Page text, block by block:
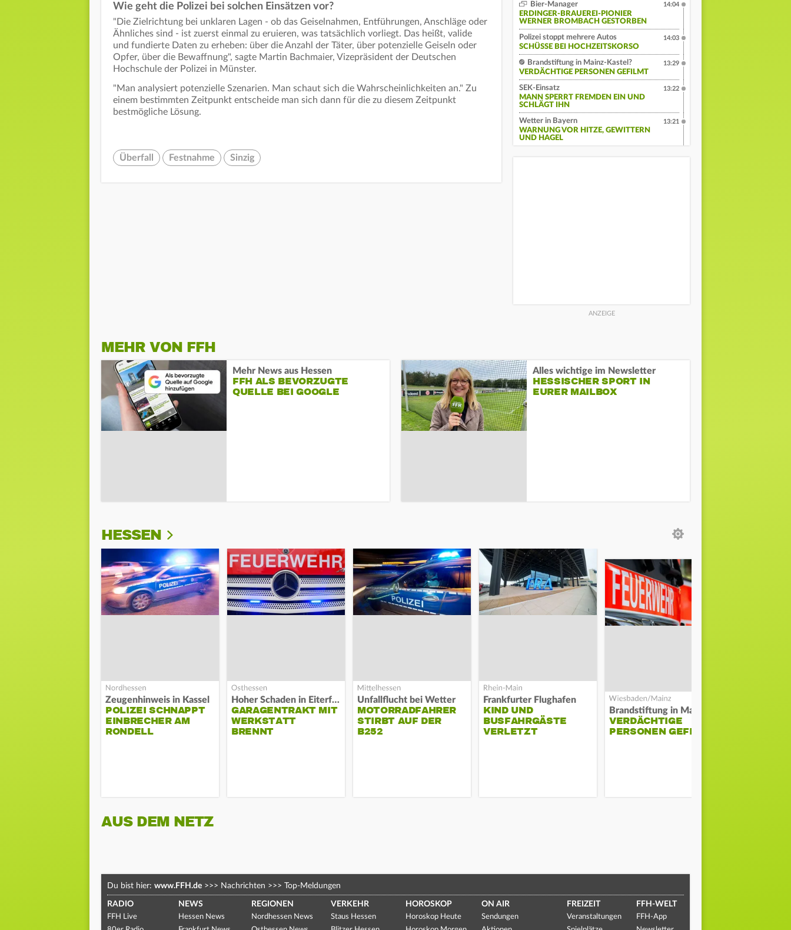
Wie geht die Polizei bei solchen Einsätzen vor?
"Die Zielrichtung bei unklaren Lagen - ob das Geiselnahmen, Entführungen, Anschläge oder
Ähnliches sind - ist zuerst einmal zu eruieren, was tatsächlich vorliegt. Das heißt, valide
und fundierte Daten zu erheben: über die Anzahl der Täter, über potenzielle Geiseln oder
Opfer, über die Bewaffnung", sagte Martin Bachmaier, Vizepräsident der Deutschen
Hochschule der Polizei in Münster.
"Man analysiert potenzielle Szenarien. Man schaut sich die Wahrscheinlichkeiten an." Zu
einem bestimmten Zeitpunkt entscheide man sich dann für die zu diesem Zeitpunkt
bestmögliche Lösung.
Überfall Festnahme Sinzig
Bier-Manager
ERDINGER-BRAUEREI-PIONIER
WERNER BROMBACH GESTORBEN
14:04
Polizei stoppt mehrere Autos
SCHÜSSE BEI HOCHZEITSKORSO
14:03
Brandstiftung in Mainz-Kastel?
VERDÄCHTIGE PERSONEN GEFILMT
13:29
SEK-Einsatz
MANN SPERRT FREMDEN EIN UND
SCHLÄGT IHN
13:22
Wetter in Bayern
WARNUNG VOR HITZE, GEWITTERN
UND HAGEL
13:21
MEHR VON FFH
Mehr News aus Hessen
FFH ALS BEVORZUGTE
QUELLE BEI GOOGLE
Alles wichtige im Newsletter
HESSISCHER SPORT IN
EURER MAILBOX
HESSEN
Zeugenhinweis in Kassel
POLIZEI SCHNAPPT
EINBRECHER AM
RONDELL
Hoher Schaden in Eiterfeld
GARAGENTRAKT MIT
WERKSTATT
BRENNT
Unfallflucht bei Wetter
MOTORRADFAHRER
STIRBT AUF DER
B252
Frankfurter Flughafen
KIND UND
BUSFAHRGÄSTE
VERLETZT
VERDÄCHTIGE
PERSONEN GEFILMT
AUS DEM NETZ
Du bist hier: www.FFH.de >>> Nachrichten >>> Top-Meldungen
RADIO
FFH Live
NEWS
Hessen News
REGIONEN
Nordhessen News
VERKEHR
Staus Hessen
HOROSKOP
Horoskop Heute
ON AIR
Sendungen
FREIZEIT
Veranstaltungen
FFH-WELT
FFH-App